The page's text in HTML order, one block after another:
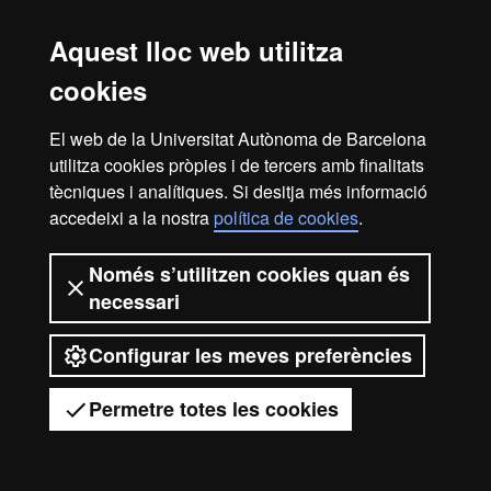
Aquest lloc web utilitza
cookies
El web de la Universitat Autònoma de Barcelona
utilitza cookies pròpies i de tercers amb finalitats
tècniques i analítiques. Si desitja més informació
accedeixi a la nostrapolítica de cookies.
Només s’utilitzen cookies quan és
necessari
Configurar les meves preferències
Permetre totes les cookies
Tens dubtes?
Màster Oficial -
Guies docents de les assignatures
Avís legal Protecció de dades
Sobre el web
Accessibilitat web
Mapa del web UAB
2026 Universitat Autònoma de
Barcelona